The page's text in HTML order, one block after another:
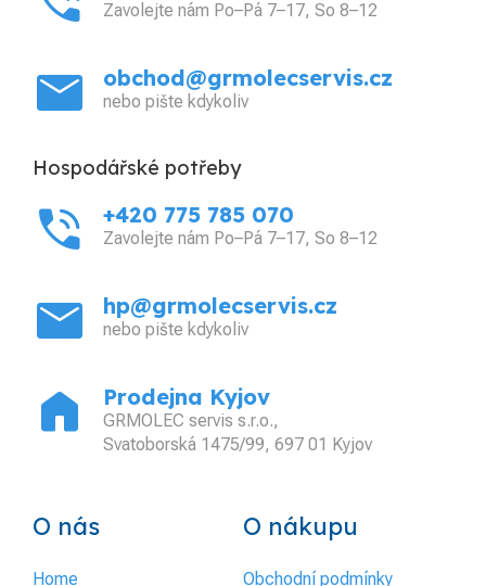
Zavolejte nám Po–Pá 7–17, So 8–12
mail obchod@grmolecservis.cz
nebo pište kdykoliv
Hospodářské potřeby
phone_in_talk +420 775 785 070
Zavolejte nám Po–Pá 7–17, So 8–12
mail hp@grmolecservis.cz
nebo pište kdykoliv
home Prodejna Kyjov
GRMOLEC servis s.r.o.,
Svatoborská 1475/99, 697 01 Kyjov
O nás
Home
O nákupu
Obchodní podmínky